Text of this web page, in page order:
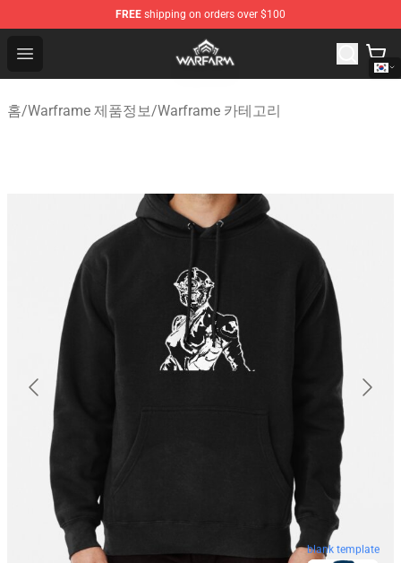
FREE shipping on orders over $100
Open menu
Warframe Shop - Official Warframe Merchandise Store
홈/Warframe 제품정보/Warframe 카테고리
blank template